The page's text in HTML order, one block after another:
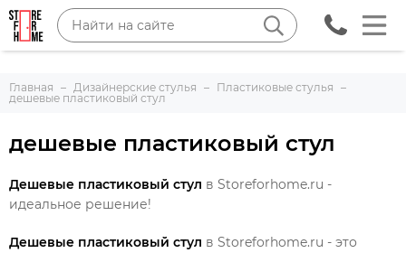
Главная Дизайнерские стулья
Пластиковые стулья
дешевые пластиковый стул
дешевые пластиковый стул
Дешевые пластиковый стул в Storeforhome.ru -
идеальное решение!
Дешевые пластиковый стул в Storeforhome.ru - это